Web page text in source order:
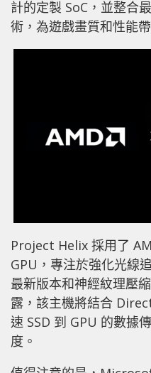
計的定製 SoC，並整合
術，為遊戲畫質和性能
Project Helix 採用了
GPU，專注於強化光線
最新版本和神經紋理壓
露，該主機將結合
速 SSD 到 GPU 的數據
度。